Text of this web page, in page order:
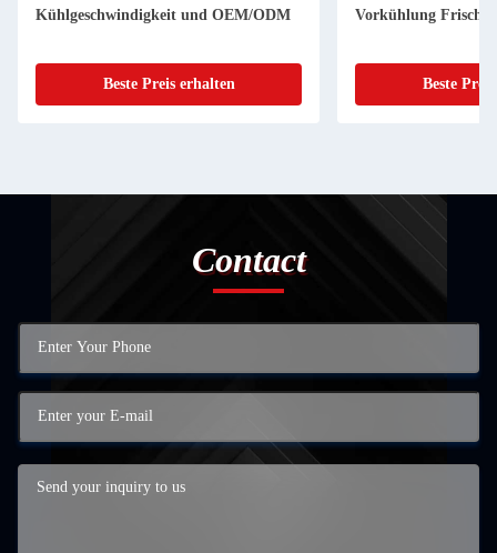
Kühlgeschwindigkeit und OEM/ODM
Beste Preis erhalten
Vorkühlung Frisch
Beste
Contact